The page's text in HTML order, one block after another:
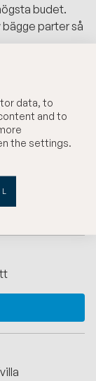
data, to
and to
the settings.
budet.
parter så
är
säljaren som